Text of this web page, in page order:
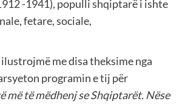
-1941), populli shqiptarë i ishte
fetare, sociale,
me disa theksime nga
programin e tij për
më të mëdhenj se Shqiptarët. Nëse